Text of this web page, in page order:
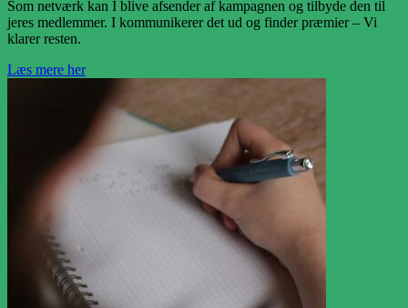
Som netværk kan I blive afsender af kampagnen og tilbyde den til
jeres medlemmer. I kommunikerer det ud og finder præmier – Vi
klarer resten.
Læs mere her